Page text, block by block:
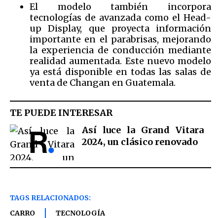
El modelo también incorpora
tecnologías de avanzada como el Head-
up Display, que proyecta información
importante en el parabrisas, mejorando
la experiencia de conducción mediante
realidad aumentada. Este nuevo modelo
ya está disponible en todas las salas de
venta de Changan en Guatemala.
TE PUEDE INTERESAR
Así luce la Grand Vitara
2024, un clásico renovado
TAGS RELACIONADOS:
CARRO
TECNOLOGÍA